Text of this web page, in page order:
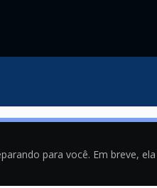
para você. Em breve,